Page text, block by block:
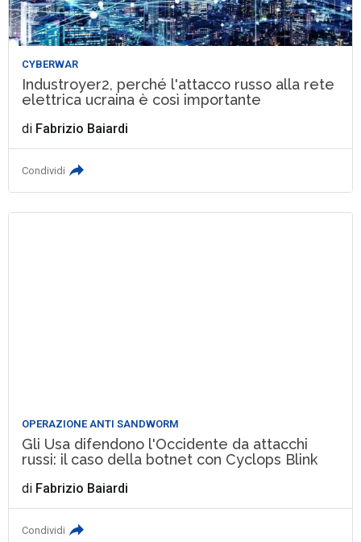
CYBERWAR
Industroyer2, perché l'attacco russo alla rete
elettrica ucraina è così importante
di Fabrizio Baiardi
Condividi
OPERAZIONE ANTI SANDWORM
Gli Usa difendono l'Occidente da attacchi
russi: il caso della botnet con Cyclops Blink
di Fabrizio Baiardi
Condividi